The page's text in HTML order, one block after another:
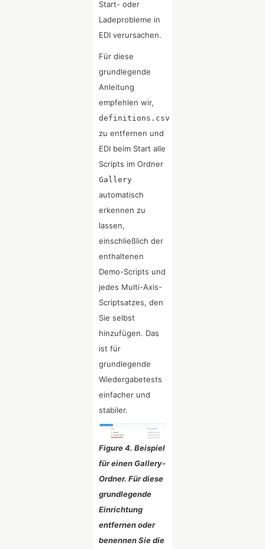
Start- oder
Ladeprobleme in
EDI verursachen.
Für diese
grundlegende
Anleitung
empfehlen wir,
definitions.csv
zu entfernen und
EDI beim Start alle
Scripts im Ordner
Gallery
automatisch
erkennen zu
lassen,
einschließlich der
enthaltenen
Demo-Scripts und
jedes Multi-Axis-
Scriptsatzes, den
Sie selbst
hinzufügen. Das
ist für
grundlegende
Wiedergabetests
einfacher und
stabiler.
Figure 4. Beispiel
für einen Gallery-
Ordner. Für diese
grundlegende
Einrichtung
entfernen oder
benennen Sie die